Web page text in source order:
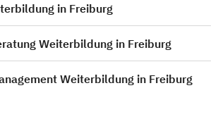
in Freiburg
Weiterbildung in Freiburg
Weiterbildung in Freiburg